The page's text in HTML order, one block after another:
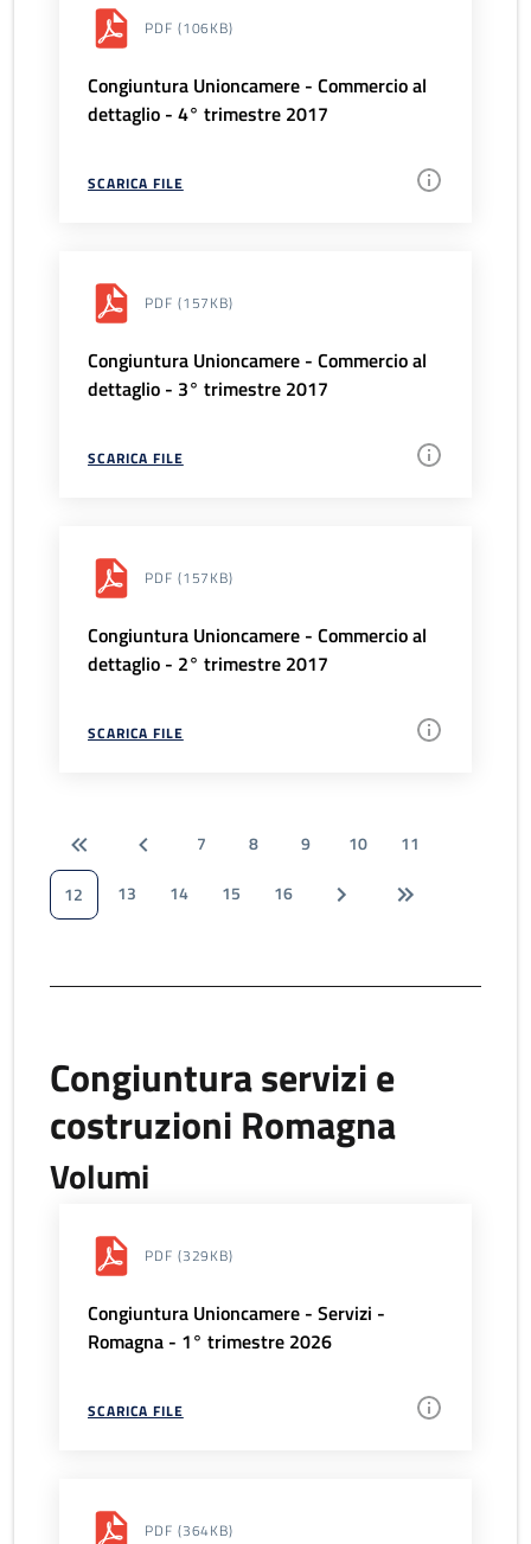
PDF (106KB)
Congiuntura Unioncamere - Commercio al
dettaglio - 4° trimestre 2017
SCARICA FILE
PDF (157KB)
Congiuntura Unioncamere - Commercio al
dettaglio - 3° trimestre 2017
SCARICA FILE
PDF (157KB)
Congiuntura Unioncamere - Commercio al
dettaglio - 2° trimestre 2017
SCARICA FILE
7 8 9 10
11
12
13 14 15 16
Congiuntura servizi e
costruzioni Romagna
Volumi
PDF (329KB)
Congiuntura Unioncamere - Servizi -
Romagna - 1° trimestre 2026
SCARICA FILE
PDF (364KB)